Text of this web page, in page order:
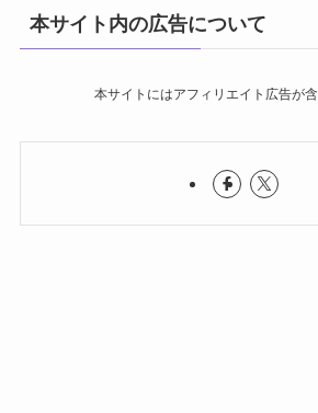
本サイト内の広告について
本サイトにはアフィリエイト広告が